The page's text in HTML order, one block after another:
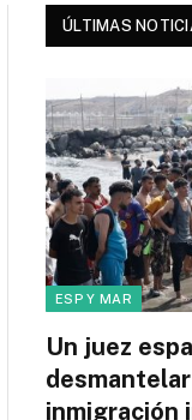
ÚLTIMAS
ESP Y MAR
Un juez
inmigración